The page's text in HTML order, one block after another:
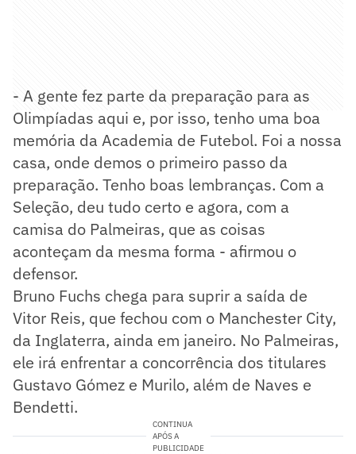
- A gente fez parte da preparação para as
Olimpíadas aqui e, por isso, tenho uma boa
memória da Academia de Futebol. Foi a nossa
casa, onde demos o primeiro passo da
preparação. Tenho boas lembranças. Com a
Seleção, deu tudo certo e agora, com a
camisa do Palmeiras, que as coisas
aconteçam da mesma forma - afirmou o
defensor.
Bruno Fuchs chega para suprir a saída de
Vitor Reis, que fechou com o Manchester City,
da Inglaterra, ainda em janeiro. No Palmeiras,
ele irá enfrentar a concorrência dos titulares
Gustavo Gómez e Murilo, além de Naves e
Bendetti.
CONTINUA
APÓS A
PUBLICIDADE